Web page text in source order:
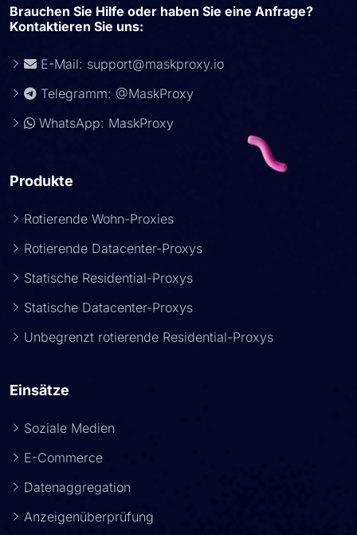
Brauchen Sie Hilfe oder haben Sie eine Anfrage?
Kontaktieren Sie uns:
E-Mail: support@maskproxy.io
Telegramm: @MaskProxy
WhatsApp: MaskProxy
Produkte
Rotierende Wohn-Proxies
Rotierende Datacenter-Proxys
Statische Residential-Proxys
Statische Datacenter-Proxys
Unbegrenzt rotierende Residential-Proxys
Einsätze
Soziale Medien
E-Commerce
Datenaggregation
Anzeigenüberprüfung